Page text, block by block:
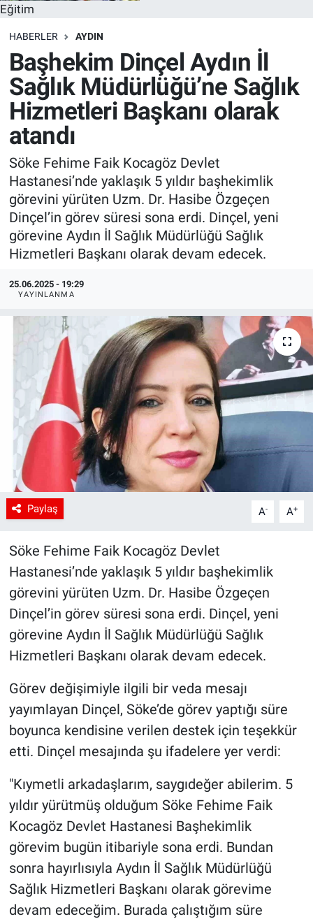
Eğitim
HABERLER AYDIN
Başhekim Dinçel Aydın İl
Sağlık Müdürlüğü’ne Sağlık
Hizmetleri Başkanı olarak
atandı
Söke Fehime Faik Kocagöz Devlet
Hastanesi’nde yaklaşık 5 yıldır başhekimlik
görevini yürüten Uzm. Dr. Hasibe Özgeçen
Dinçel’in görev süresi sona erdi. Dinçel, yeni
görevine Aydın İl Sağlık Müdürlüğü Sağlık
Hizmetleri Başkanı olarak devam edecek.
25.06.2025 - 19:29
YAYINLANMA
Paylaş A- A+
Söke Fehime Faik Kocagöz Devlet
Hastanesi’nde yaklaşık 5 yıldır başhekimlik
görevini yürüten Uzm. Dr. Hasibe Özgeçen
Dinçel’in görev süresi sona erdi. Dinçel, yeni
görevine Aydın İl Sağlık Müdürlüğü Sağlık
Hizmetleri Başkanı olarak devam edecek.
Görev değişimiyle ilgili bir veda mesajı
yayımlayan Dinçel, Söke’de görev yaptığı süre
boyunca kendisine verilen destek için teşekkür
etti. Dinçel mesajında şu ifadelere yer verdi:
"Kıymetli arkadaşlarım, saygıdeğer abilerim. 5
yıldır yürütmüş olduğum Söke Fehime Faik
Kocagöz Devlet Hastanesi Başhekimlik
görevim bugün itibariyle sona erdi. Bundan
sonra hayırlısıyla Aydın İl Sağlık Müdürlüğü
Sağlık Hizmetleri Başkanı olarak görevime
devam edeceğim. Burada çalıştığım süre